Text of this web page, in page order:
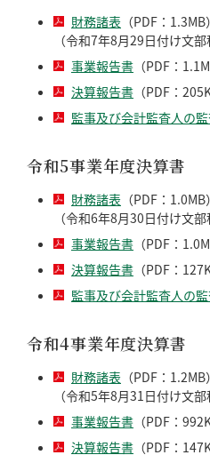
財務諸表 （PDF：1.3MB）
（令和7年8月29日付け文部
事業報告書 （PDF：
決算報告書 （PDF：
監事及び会計監査人の
令和5事業年度決算書
財務諸表 （PDF：1.0MB）
（令和6年8月30日付け文部
事業報告書 （PDF：
決算報告書 （PDF：
監事及び会計監査人の
令和4事業年度決算書
財務諸表 （PDF：1.2MB）
（令和5年8月31日付け文部
事業報告書 （PDF：
決算報告書 （PDF：